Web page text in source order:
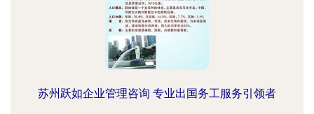
苏州跃如企业管理咨询 专业出国务工服务引领者